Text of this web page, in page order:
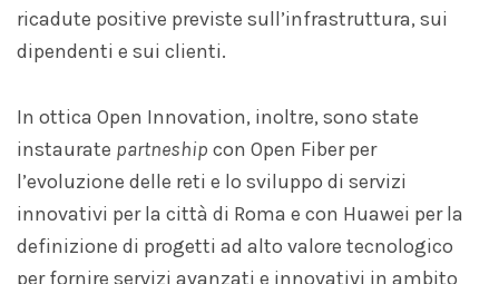
ricadute positive previste sull’infrastruttura, sui
dipendenti e sui clienti.
In ottica Open Innovation, inoltre, sono state
instaurate partneship con Open Fiber per
l’evoluzione delle reti e lo sviluppo di servizi
innovativi per la città di Roma e con Huawei per la
definizione di progetti ad alto valore tecnologico
per fornire servizi avanzati e innovativi in ambito